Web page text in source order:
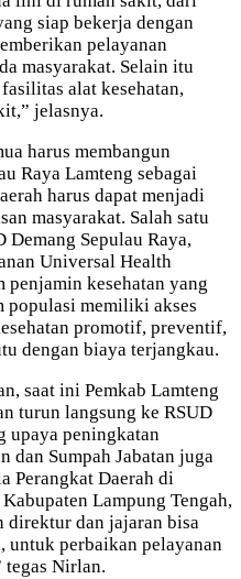
siap bekerja dengan
pelayanan
masyarakat. Selain itu
alat kesehatan,
jelasnya.
harus membangun
Raya Lamteng sebagai
harus dapat menjadi
masyarakat. Salah satu
Sepulau Raya,
Universal Health
penjamin kesehatan yang
populasi memiliki akses
promotif, preventif,
dengan biaya terjangkau.
saat ini Pemkab Lamteng
turun langsung ke RSUD
upaya peningkatan
dan Sumpah Jabatan juga
Perangkat Daerah di
Lampung Tengah,
direktur dan jajaran bisa
untuk perbaikan pelayanan
tegas Nirlan.